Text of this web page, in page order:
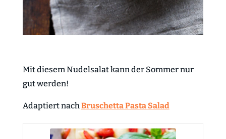
Mit diesem Nudelsalat kann der Sommer nur
gut werden!
Adaptiert nachBruschetta Pasta Salad